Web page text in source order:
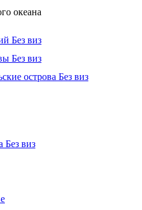
океана
Без виз
Без виз
острова Без виз
Без виз